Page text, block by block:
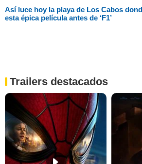
Así luce hoy la playa de Los Cabos
esta épica película antes de ‘F1’
Trailers destacados